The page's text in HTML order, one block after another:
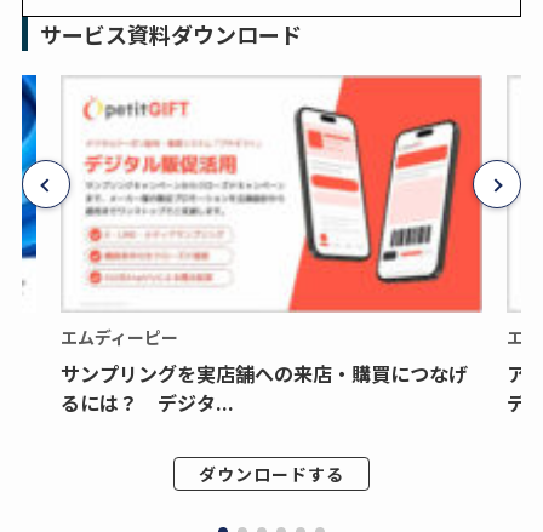
サービス資料ダウンロード
エムディーピー
サンプリングを実店舗への来店・購買につなげ
るには？ デジタ...
ダウンロードする
エ
ア
デ